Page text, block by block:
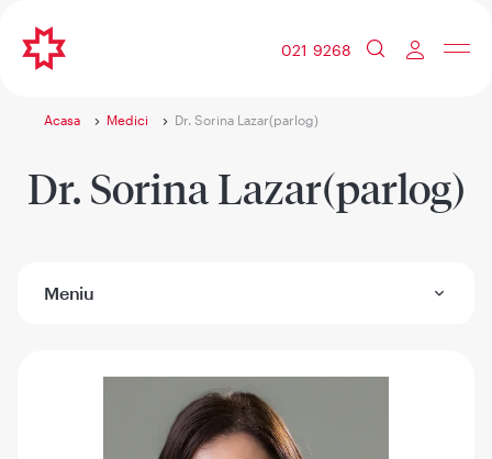
021 9268
Acasa Medici Dr. Sorina Lazar(parlog)
Dr. Sorina Lazar(parlog)
Meniu